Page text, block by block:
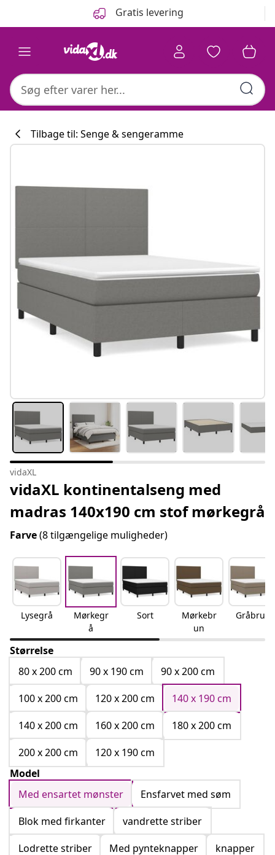
Gratis levering
Tilbage til: Senge & sengeramme
vidaXL
vidaXL kontinentalseng med
madras 140x190 cm stof mørkegrå
Farve(8 tilgængelige muligheder)
Lysegrå
Mørkegr
å
Sort
Mørkebr
un
Gråbrun
Størrelse
80 x 200 cm
90 x 190 cm
90 x 200 cm
100 x 200 cm
120 x 200 cm
140 x 190 cm
140 x 200 cm
160 x 200 cm
180 x 200 cm
200 x 200 cm
120 x 190 cm
Model
Med ensartet mønster
Ensfarvet med søm
Blok med firkanter
vandrette striber
Lodrette striber
Med pynteknapper
knapper